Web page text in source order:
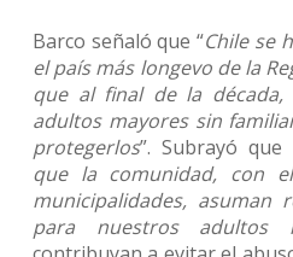
Barco señaló que “Chile se
el país más longevo de la
que al final de la
adultos mayores sin
protegerlos”. Subrayó que
que la comunidad, con
municipalidades, asuman
para nuestros adultos